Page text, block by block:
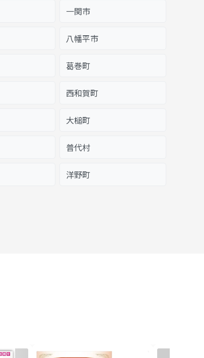
一関市
八幡平市
葛巻町
西和賀町
大槌町
普代村
洋野町